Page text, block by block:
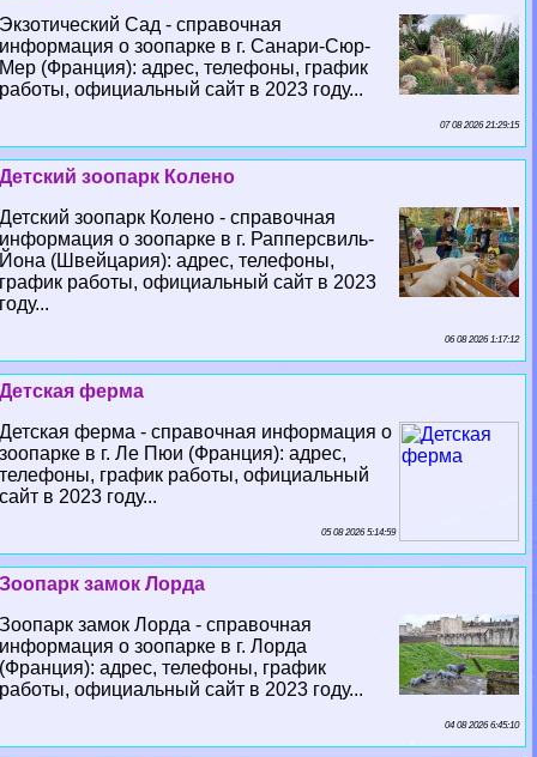
Экзотический Сад - справочная
информация о зоопарке в г. Санари-Сюр-
Мер (Франция): адрес, телефоны, график
работы, официальный сайт в 2023 году...
07 08 2026 21:29:15
Детский зоопарк Колено
Детский зоопарк Колено - справочная
информация о зоопарке в г. Рапперсвиль-
Йона (Швейцария): адрес, телефоны,
график работы, официальный сайт в 2023
году...
06 08 2026 1:17:12
Детская ферма
Детская ферма - справочная информация о
зоопарке в г. Ле Пюи (Франция): адрес,
телефоны, график работы, официальный
сайт в 2023 году...
05 08 2026 5:14:59
Зоопарк замок Лорда
Зоопарк замок Лорда - справочная
информация о зоопарке в г. Лорда
(Франция): адрес, телефоны, график
работы, официальный сайт в 2023 году...
04 08 2026 6:45:10